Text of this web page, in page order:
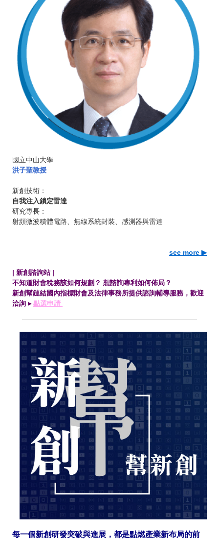
國立中山大學
洪子聖教授
新創技術：
自我注入鎖定雷達
研究專長：
射頻微波積體電路、無線系統封裝、感測器與雷達
see more ▶
| 新創諮詢站 |
不知道財會稅務該如何規劃？ 想諮詢專利如何佈局？
新創幫鏈結國內指標財會及法律事務所提供諮詢輔導服務，歡迎
洽詢 ▸點選申請
每一個新創研發突破與進展，都是點燃產業新布局的前